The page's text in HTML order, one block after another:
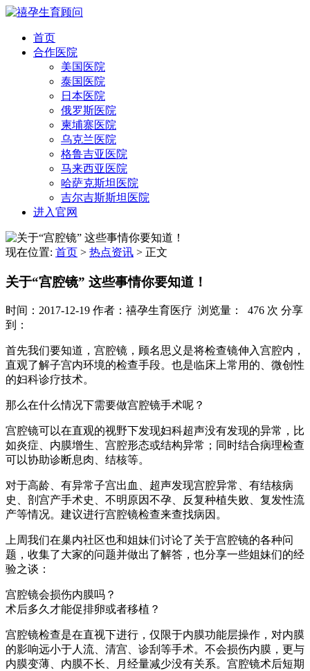
首页
合作医院
美国医院
泰国医院
日本医院
俄罗斯医院
柬埔寨医院
乌克兰医院
格鲁吉亚医院
马来西亚医院
哈萨克斯坦医院
吉尔吉斯斯坦医院
进入官网
现在位置: 首页 > 热点资讯 > 正文
关于“宫腔镜” 这些事情你要知道！
时间：2017-12-19 作者：禧孕生育医疗 浏览量： 476 次 分享
到：
首先我们要知道，宫腔镜，顾名思义是将检查镜伸入宫腔内，
直观了解子宫内环境的检查手段。也是临床上常用的、微创性
的妇科诊疗技术。
那么在什么情况下需要做宫腔镜手术呢？
宫腔镜可以在直观的视野下发现妇科超声没有发现的异常，比
如炎症、内膜增生、宫腔形态或结构异常；同时结合病理检查
可以协助诊断息肉、结核等。
对于高龄、有异常子宫出血、超声发现宫腔异常、有结核病
史、剖宫产手术史、不明原因不孕、反复种植失败、复发性流
产等情况。建议进行宫腔镜检查来查找病因。
上周我们在巢内社区也和姐妹们讨论了关于宫腔镜的各种问
题，收集了大家的问题并做出了解答，也分享一些姐妹们的经
验之谈：
宫腔镜会损伤内膜吗？
术后多久才能促排卵或者移植？
宫腔镜检查是在直视下进行，仅限于内膜功能层操作，对内膜
的影响远小于人流、清宫、诊刮等手术。不会损伤内膜，更与
内膜变薄、内膜不长、月经量减少没有关系。宫腔镜术后短期